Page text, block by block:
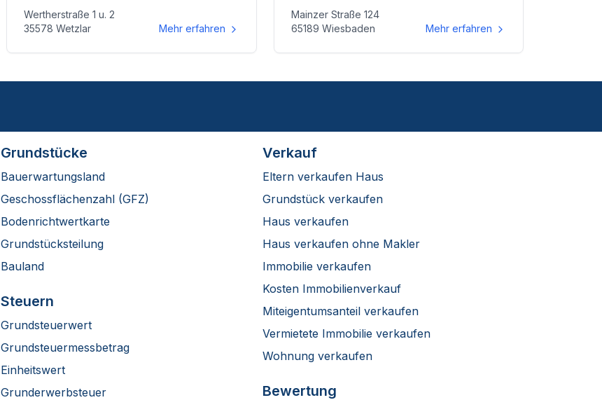
Wertherstraße 1 u. 2
35578 Wetzlar
Mehr erfahren
Mainzer Straße 124
65189 Wiesbaden
Mehr erfahren
Grundstücke
Bauerwartungsland
Geschossflächenzahl (GFZ)
Bodenrichtwertkarte
Grundstücksteilung
Bauland
Steuern
Grundsteuerwert
Grundsteuermessbetrag
Einheitswert
Grunderwerbsteuer
Verkauf
Eltern verkaufen Haus
Grundstück verkaufen
Haus verkaufen
Haus verkaufen ohne Makler
Immobilie verkaufen
Kosten Immobilienverkauf
Miteigentumsanteil verkaufen
Vermietete Immobilie verkaufen
Wohnung verkaufen
Bewertung